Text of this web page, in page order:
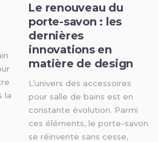
la
Le renouveau du
porte-savon : les
dernières
innovations en
matière de design
L’univers des accessoires
pour salle de bains est en
constante évolution. Parmi
ces éléments, le porte-savon
se réinvente sans cesse,